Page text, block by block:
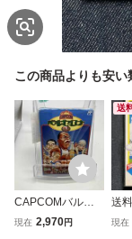
この商品よりも安い
CAPCOMバルセ
ロナ'92
現在 2,970円
送
送
説
現在